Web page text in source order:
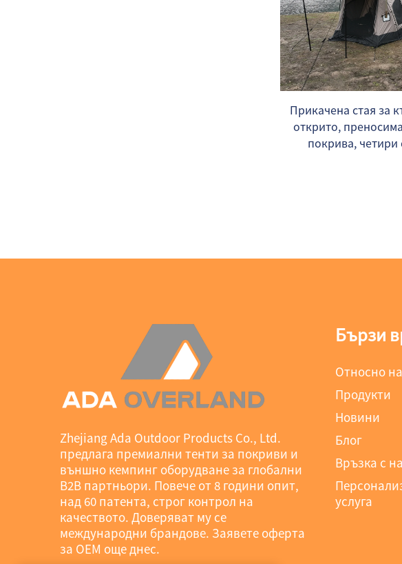
Прикачена стая за
открито,
покрива, четири
Zhejiang Ada Outdoor Products Co., Ltd.
предлага премиални тенти за покриви и
външно кемпинг оборудване за глобални
B2B партньори. Повече от 8 години опит,
над 60 патента, строг контрол на
качеството. Доверяват му се
международни брандове. Заявете оферта
за OEM още днес.
Бързи
Относно
Продукти
Новини
Блог
Връзка с
услуга